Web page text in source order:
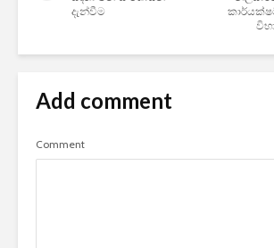
දැන්වීම
Add comment
Comment